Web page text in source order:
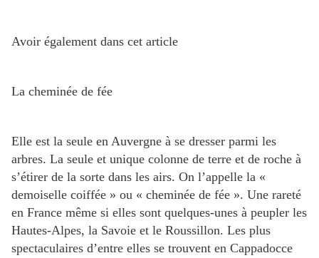
Avoir également dans cet article
La cheminée de fée
Elle est la seule en Auvergne à se dresser parmi les
arbres. La seule et unique colonne de terre et de roche à
s’étirer de la sorte dans les airs. On l’appelle la «
demoiselle coiffée » ou « cheminée de fée ». Une rareté
en France même si elles sont quelques-unes à peupler les
Hautes-Alpes, la Savoie et le Roussillon. Les plus
spectaculaires d’entre elles se trouvent en Cappadocce